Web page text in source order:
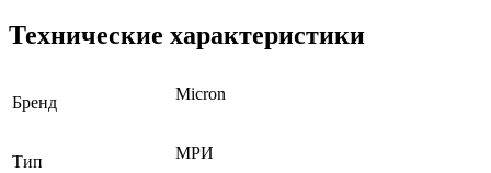
Технические характеристики
Бренд Micron
Тип МРИ